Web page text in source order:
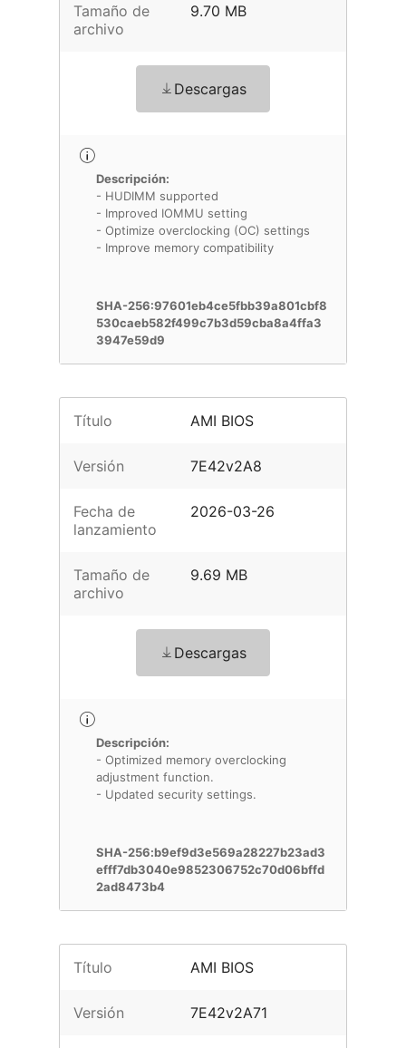
Tamaño de
archivo
9.70 MB
Descargas
Descripción:
- HUDIMM supported
- Improved IOMMU setting
- Optimize overclocking (OC) settings
- Improve memory compatibility
SHA-256:97601eb4ce5fbb39a801cbf8
530caeb582f499c7b3d59cba8a4ffa3
3947e59d9
Título AMI BIOS
Versión 7E42v2A8
Fecha de
lanzamiento
2026-03-26
Tamaño de
archivo
9.69 MB
Descargas
Descripción:
- Optimized memory overclocking
adjustment function.
- Updated security settings.
SHA-256:b9ef9d3e569a28227b23ad3
efff7db3040e9852306752c70d06bffd
2ad8473b4
Título AMI BIOS
Versión 7E42v2A71